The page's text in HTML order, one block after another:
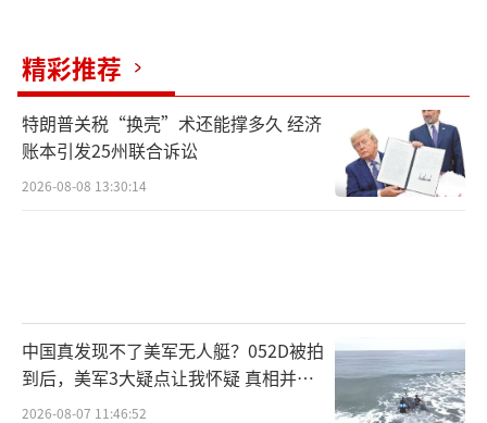
精彩推荐
特朗普关税“换壳”术还能撑多久 经济
账本引发25州联合诉讼
2026-08-08 13:30:14
中国真发现不了美军无人艇？052D被拍
到后，美军3大疑点让我怀疑 真相并非
如此
2026-08-07 11:46:52